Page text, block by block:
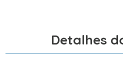
Detalhes